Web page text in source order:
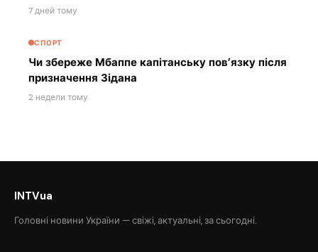
7 дней тому
СПОРТ
Чи збереже Мбаппе капітанську пов’язку після
призначення Зідана
2 недели тому
INTVua
Головні новини України — свіжі, актуальні, за сьогодні.